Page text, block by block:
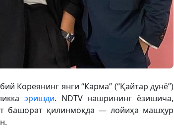
Кореянинг янги “Карма” (“Қайтар дунё”)
эришди. NDTV нашрининг ёзишича,
башорат қилинмоқда — лойиҳа машҳур